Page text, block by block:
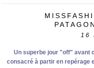
16
Un superbe jour "off" avant
consacré à partir en repérage